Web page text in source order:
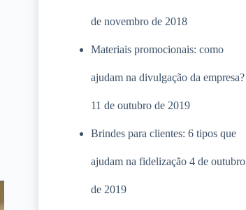
de novembro de 2018
Materiais promocionais: como
ajudam na divulgação da empresa?
11 de outubro de 2019
Brindes para clientes: 6 tipos que
ajudam na fidelização 4 de outubro
de 2019